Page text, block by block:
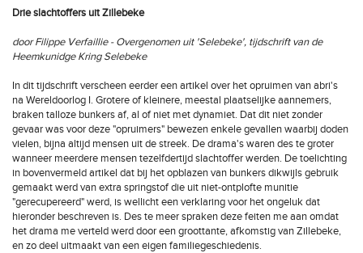
Drie slachtoffers uit Zillebeke
door Filippe Verfaillie - Overgenomen uit 'Selebeke', tijdschrift van de
Heemkunidge Kring Selebeke
In dit tijdschrift verscheen eerder een artikel over het opruimen van abri's
na Wereldoorlog I. Grotere of kleinere, meestal plaatselijke aannemers,
braken talloze bunkers af, al of niet met dynamiet. Dat dit niet zonder
gevaar was voor deze "opruimers" bewezen enkele gevallen waarbij doden
vielen, bijna altijd mensen uit de streek. De drama's waren des te groter
wanneer meerdere mensen tezelfdertijd slachtoffer werden. De toelichting
in bovenvermeld artikel dat bij het opblazen van bunkers dikwijls gebruik
gemaakt werd van extra springstof die uit niet-ontplofte munitie
"gerecupereerd" werd, is wellicht een verklaring voor het ongeluk dat
hieronder beschreven is. Des te meer spraken deze feiten me aan omdat
het drama me verteld werd door een groottante, afkomstig van Zillebeke,
en zo deel uitmaakt van een eigen familiegeschiedenis.